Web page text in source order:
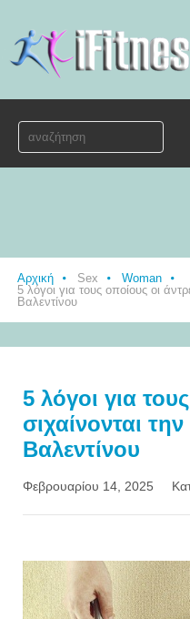
Αρχική Sex
Woman
5 λόγοι για τους οποίους οι
Βαλεντίνου
5 λόγοι για
σιχαίνονται
Βαλεντίνου
Φεβρουαρίου 14, 2025